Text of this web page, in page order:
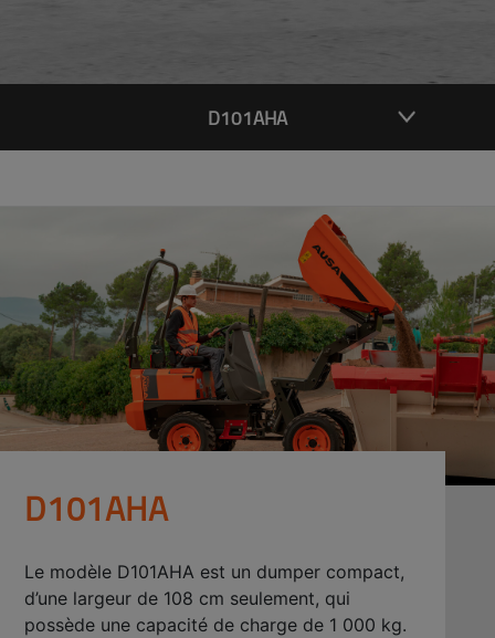
D101AHA
D101AHA
Le modèle D101AHA est un dumper compact,
d’une largeur de 108 cm seulement, qui
possède une capacité de charge de 1 000 kg.